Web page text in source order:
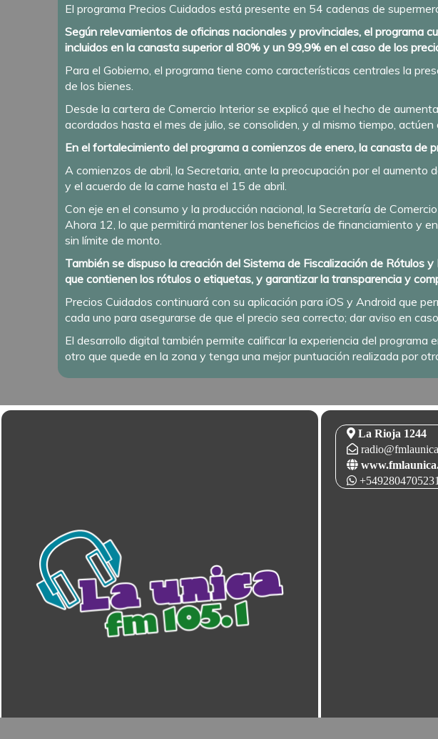
El programa Precios Cuidados está presente en 54 cadenas de
Según relevamientos de oficinas nacionales y provinciales, el programa
incluidos en la canasta superior al 80% y un 99,9% en el caso de los
Para el Gobierno, el programa tiene como características centrales la
de los bienes.
Desde la cartera de Comercio Interior se explicó que el hecho de
acordados hasta el mes de julio, se consoliden, y al mismo tiempo,
En el fortalecimiento del programa a comienzos de enero, la canasta
A comienzos de abril, la Secretaria, ante la preocupación por el
y el acuerdo de la carne hasta el 15 de abril.
Con eje en el consumo y la producción nacional, la Secretaría de
Ahora 12, lo que permitirá mantener los beneficios de financiamiento y
sin límite de monto.
También se dispuso la creación del Sistema de Fiscalización de Rótulos
que contienen los rótulos o etiquetas, y garantizar la transparencia y
Precios Cuidados continuará con su aplicación para iOS y Android que
cada uno para asegurarse de que el precio sea correcto; dar aviso en
El desarrollo digital también permite calificar la experiencia del programa
otro que quede en la zona y tenga una mejor puntuación realizada por
La Rioja 1244
+5492804705231